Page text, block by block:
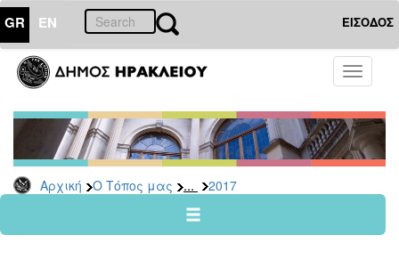
GR EN ΕΙΣΟΔΟΣ
Toggle
Αρχική Ο Τόπος μας ... 2017
ΤΟΠΟΣ
ΜΑΣ
Ανακοινώσεις
Αρχείο
2026
2024